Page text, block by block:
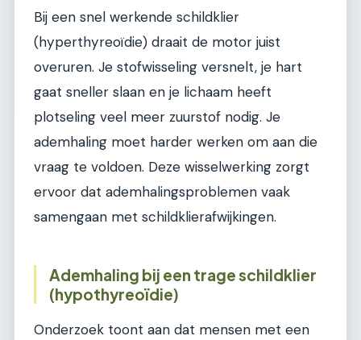
Bij een snel werkende schildklier
(hyperthyreoïdie) draait de motor juist
overuren. Je stofwisseling versnelt, je hart
gaat sneller slaan en je lichaam heeft
plotseling veel meer zuurstof nodig. Je
ademhaling moet harder werken om aan die
vraag te voldoen. Deze wisselwerking zorgt
ervoor dat ademhalingsproblemen vaak
samengaan met schildklierafwijkingen.
Ademhaling bij een trage schildklier
(hypothyreoïdie)
Onderzoek toont aan dat mensen met een